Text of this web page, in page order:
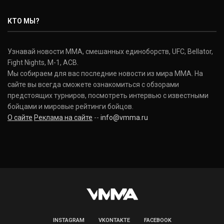
Donald Cerrone
(36-15-0, 1)
Исраэль Адесанья
Israel Adesanya
(19-0-0, 0)
КТО МЫ?
Узнавай новости ММА, смешанных единоборств, UFC, Bellator,
Fight Nights, M-1, ACB.
Мы собираем для вас последние новости из мира ММА. На
сайте вы всегда сможете ознакомиться с обзорами
предстоящих турниров, посмотреть интервью с известными
бойцами и мировые рейтинги бойцов.
О сайте Реклама на сайте -- info@vmma.ru
INSTAGRAM VKONTAKTE FACEBOOK